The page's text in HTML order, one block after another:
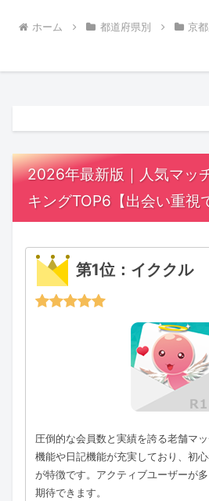
ホーム 都道府県別 京
2026年最新版｜人気マッ
キングTOP6【出会い重視
第1位：イククル
圧倒的な会員数と実績を誇る老舗マ
機能や日記機能が充実しており、初
が特徴です。アクティブユーザーが
期待できます。